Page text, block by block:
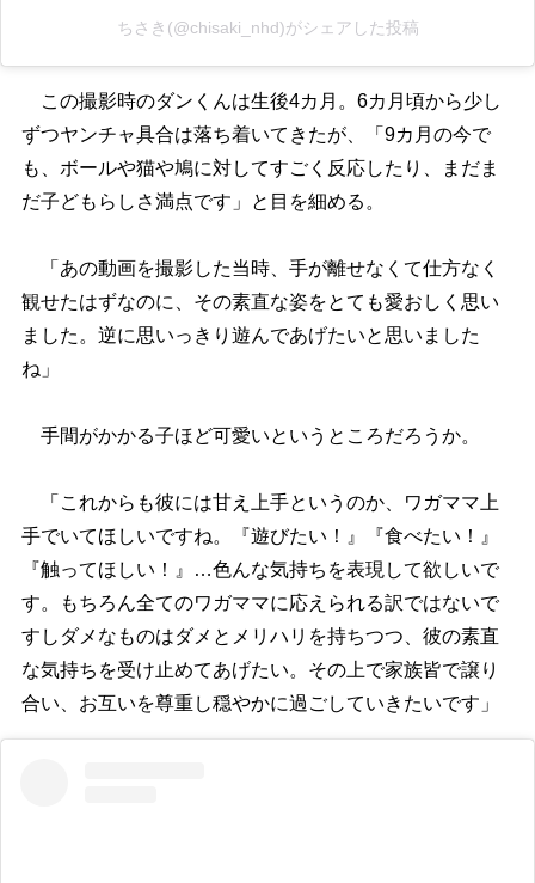
ちさき(@chisaki_nhd)がシェアした投稿
この撮影時のダンくんは生後4カ月。6カ月頃から少し
ずつヤンチャ具合は落ち着いてきたが、「9カ月の今で
も、ボールや猫や鳩に対してすごく反応したり、まだま
だ子どもらしさ満点です」と目を細める。
「あの動画を撮影した当時、手が離せなくて仕方なく
観せたはずなのに、その素直な姿をとても愛おしく思い
ました。逆に思いっきり遊んであげたいと思いました
ね」
手間がかかる子ほど可愛いというところだろうか。
「これからも彼には甘え上手というのか、ワガママ上
手でいてほしいですね。『遊びたい！』『食べたい！』
『触ってほしい！』…色んな気持ちを表現して欲しいで
す。もちろん全てのワガママに応えられる訳ではないで
すしダメなものはダメとメリハリを持ちつつ、彼の素直
な気持ちを受け止めてあげたい。その上で家族皆で譲り
合い、お互いを尊重し穏やかに過ごしていきたいです」